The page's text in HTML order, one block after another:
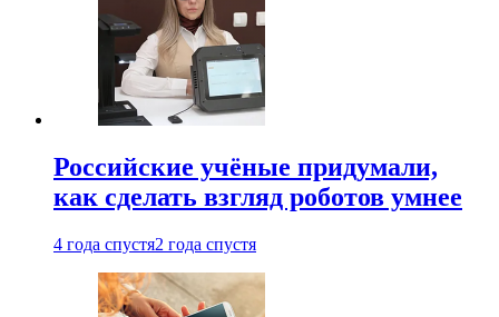
Российские учёные придумали,
как сделать взгляд роботов умнее
4 года спустя2 года спустя